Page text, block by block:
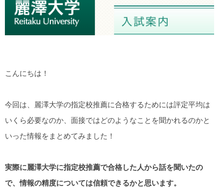
こんにちは！
今回は、麗澤大学の指定校推薦に合格するためには評定平均は
いくら必要なのか、面接ではどのようなことを聞かれるのかと
いった情報をまとめてみました！
実際に麗澤大学に指定校推薦で合格した人から話を聞いたの
で、情報の精度については信頼できるかと思います。